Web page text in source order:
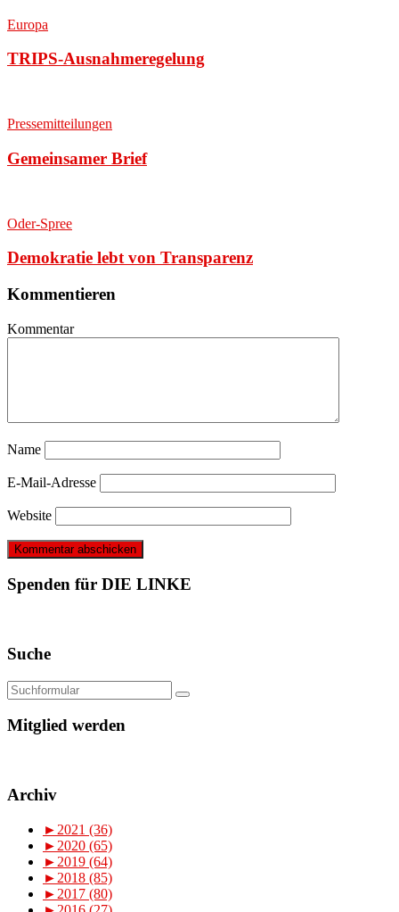
Europa
TRIPS-Ausnahmeregelung
Pressemitteilungen
Gemeinsamer Brief
Oder-Spree
Demokratie lebt von Transparenz
Kommentieren
Kommentar
Name
E-Mail-Adresse
Website
Spenden für DIE LINKE
Suche
Mitglied werden
Archiv
► 2021 (36)
► 2020 (65)
► 2019 (64)
► 2018 (85)
► 2017 (80)